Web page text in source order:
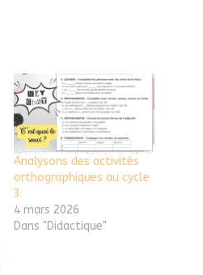
Analysons des activités
orthographiques au cycle
3
4 mars 2026
Dans "Didactique"